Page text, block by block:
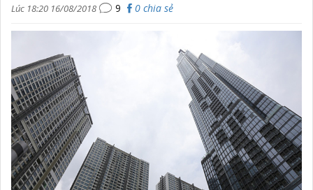
Lúc 18:20 16/08/2018 9 0 chia sẻ